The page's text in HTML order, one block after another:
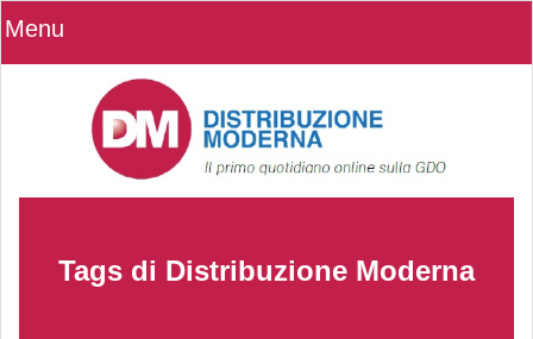
Menu
Tags di Distribuzione Moderna